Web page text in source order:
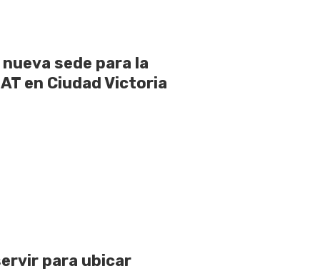
sede para la
en Ciudad Victoria
para ubicar